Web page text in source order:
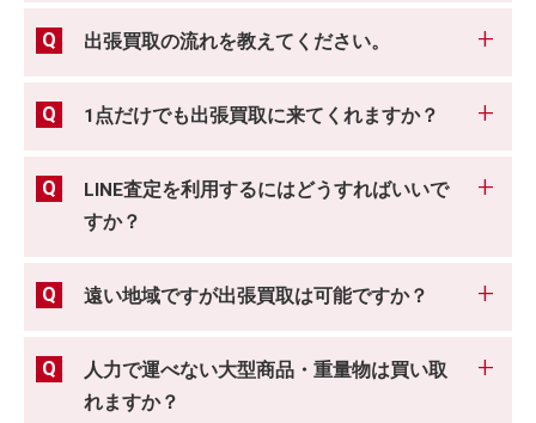
出張買取の流れを教えてください。
1点だけでも出張買取に来てくれますか？
LINE査定を利用するにはどうすればいいで
すか？
遠い地域ですが出張買取は可能ですか？
人力で運べない大型商品・重量物は買い取
れますか？